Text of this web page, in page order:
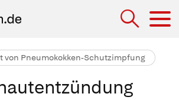
von Pneumokokken-Schutzimpfung